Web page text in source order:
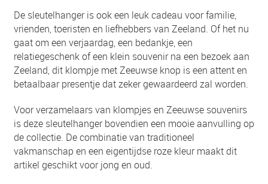
De sleutelhanger is ook een leuk cadeau voor familie,
vrienden, toeristen en liefhebbers van Zeeland. Of het nu
gaat om een verjaardag, een bedankje, een
relatiegeschenk of een klein souvenir na een bezoek aan
Zeeland, dit klompje met Zeeuwse knop is een attent en
betaalbaar presentje dat zeker gewaardeerd zal worden.
Voor verzamelaars van klompjes en Zeeuwse souvenirs
is deze sleutelhanger bovendien een mooie aanvulling op
de collectie. De combinatie van traditioneel
vakmanschap en een eigentijdse roze kleur maakt dit
artikel geschikt voor jong en oud.